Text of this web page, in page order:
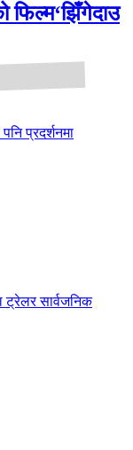
प्रदर्शनमा
सार्वजनिक